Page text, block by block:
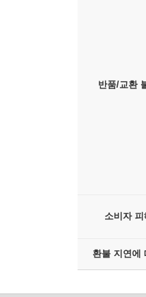
반품/교환
소비자 피
환불 지연에